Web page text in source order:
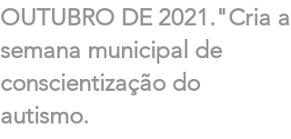
OUTUBRO DE 2021."Cria a
semana municipal de
conscientização do
autismo.